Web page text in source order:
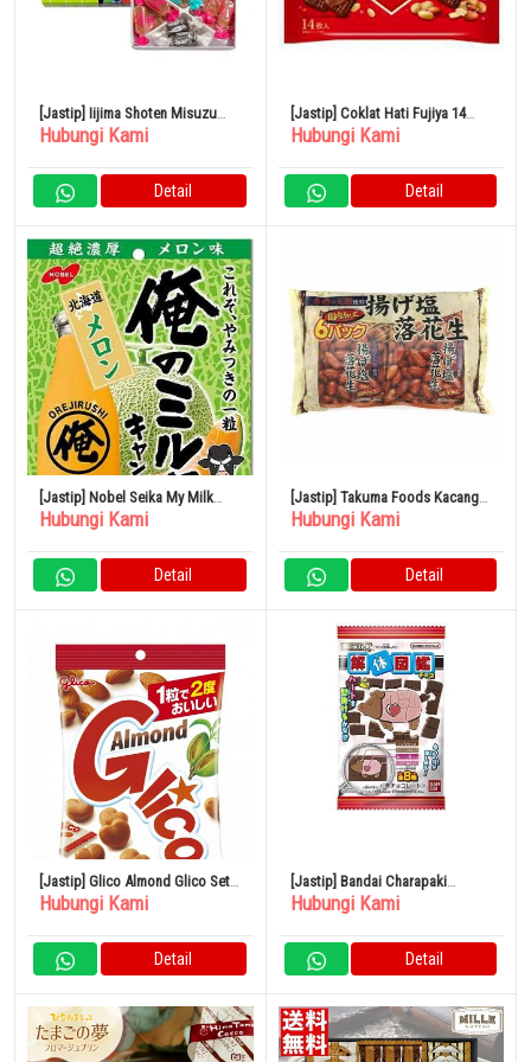
[Jastip] Iijima Shoten Misuzu
Candy Box 460gr 1 Kotak
Hubungi Kami
Detail
[Jastip] Coklat Hati Fujiya 14
Kantong Kacang x 15
Hubungi Kami
Detail
[Jastip] Nobel Seika My Milk
Hokkaido Melon 80g
Hubungi Kami
Detail
[Jastip] Takuma Foods Kacang
Asin Goreng 80 Bungkus
Hubungi Kami
Detail
[Jastip] Glico Almond Glico Set
77 Buah
Hubungi Kami
Detail
[Jastip] Bandai Charapaki
Disassembled Encyclopedia
Hubungi Kami
Detail